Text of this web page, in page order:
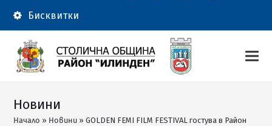
Бисквитки
Новини
Начало » Новини »GOLDEN FEMI FILM FESTIVAL гостува в Район